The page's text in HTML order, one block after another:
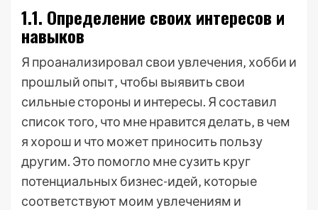
1.1. Определение своих интересов и
навыков
Я проанализировал свои увлечения‚ хобби и
прошлый опыт‚ чтобы выявить свои
сильные стороны и интересы. Я составил
список того‚ что мне нравится делать‚ в чем
я хорош и что может приносить пользу
другим. Это помогло мне сузить круг
потенциальных бизнес-идей‚ которые
соответствуют моим увлечениям и